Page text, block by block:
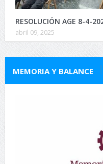
RESOLUCIÓN AGE 8-4-
abril 09, 2025
MEMORIA Y BALANCE